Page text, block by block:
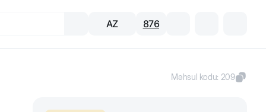
AZ 876
Məhsul kodu: 209